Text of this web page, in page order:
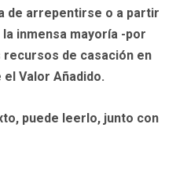
de arrepentirse o a partir
inmensa mayoría -por
de casación en
Valor Añadido.
puede leerlo, junto con